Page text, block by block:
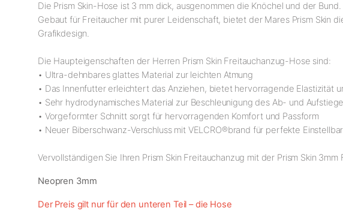
Die Prism Skin-Hose ist 3 mm dick, ausgenommen die Knöchel und der Bund.
Gebaut für Freitaucher mit purer Leidenschaft, bietet der Mares Prism Skin
Grafikdesign.
Die Haupteigenschaften der Herren Prism Skin Freitauchanzug-Hose sind:
• Ultra-dehnbares glattes Material zur leichten Atmung
• Das Innenfutter erleichtert das Anziehen, bietet hervorragende Elastizität
• Sehr hydrodynamisches Material zur Beschleunigung des Ab- und
• Vorgeformter Schnitt sorgt für hervorragenden Komfort und Passform
• Neuer Biberschwanz-Verschluss mit VELCRO®brand für perfekte
Vervollständigen Sie Ihren Prism Skin Freitauchanzug mit der Prism Skin
Neopren 3mm
Der Preis gilt nur für den unteren Teil – die Hose